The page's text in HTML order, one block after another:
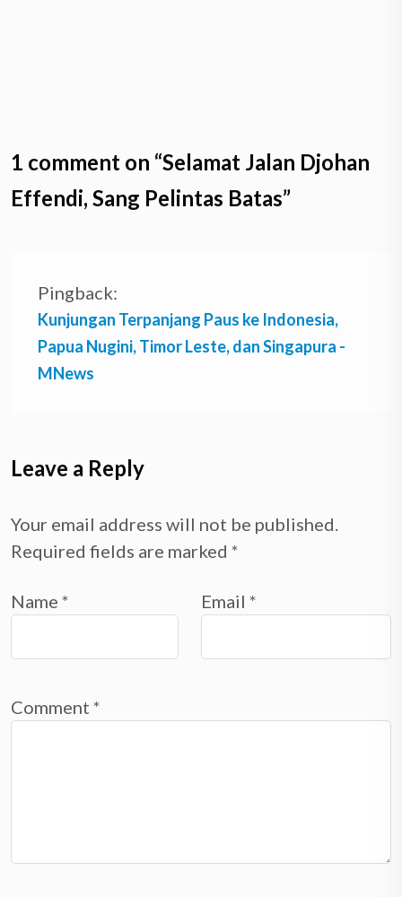
1 comment on “Selamat Jalan Djohan
Effendi, Sang Pelintas Batas”
Pingback:
Kunjungan Terpanjang Paus ke Indonesia,
Papua Nugini, Timor Leste, dan Singapura -
MNews
Leave a Reply
Your email address will not be published.
Required fields are marked *
Name * Email *
Comment *